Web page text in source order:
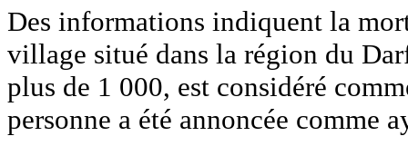
Des informations indiquent la
village situé dans la région du
plus de 1 000, est considéré
personne a été annoncée comme